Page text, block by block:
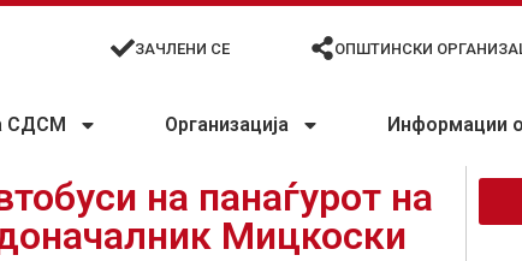
ЗАЧЛЕНИ СЕ ОПШТИНСКИ
СДСМ Организација Информации
на панаѓурот на
Мицкоски